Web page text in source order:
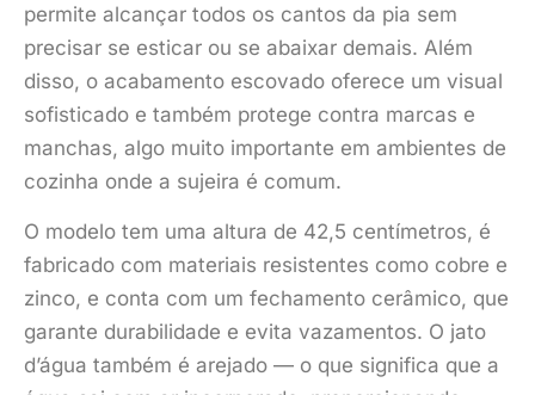
permite alcançar todos os cantos da pia sem
precisar se esticar ou se abaixar demais. Além
disso, o acabamento escovado oferece um visual
sofisticado e também protege contra marcas e
manchas, algo muito importante em ambientes de
cozinha onde a sujeira é comum.
O modelo tem uma altura de 42,5 centímetros, é
fabricado com materiais resistentes como cobre e
zinco, e conta com um fechamento cerâmico, que
garante durabilidade e evita vazamentos. O jato
d’água também é arejado — o que significa que a